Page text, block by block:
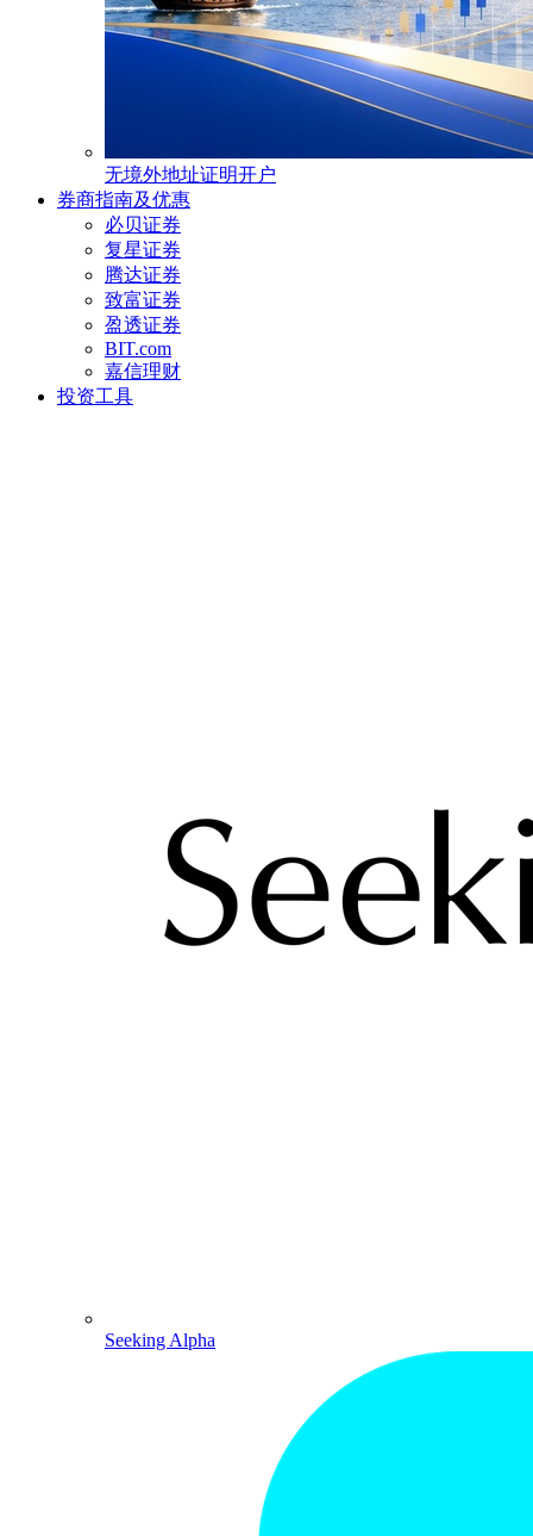
无境外地址证明开户
券商指南及优惠
必贝证券
复星证券
腾达证券
致富证券
盈透证券
BIT.com
嘉信理财
投资工具
Seeking Alpha